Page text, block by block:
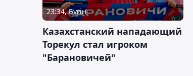
23:34, Бүгін
Казахстанский нападающий
Торекул стал игроком
"Барановичей"